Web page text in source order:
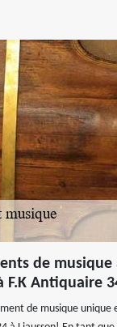
de musique
F.K Antiquaire
de musique unique